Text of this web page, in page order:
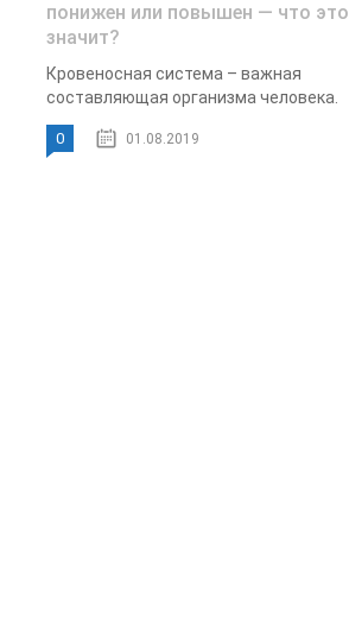
понижен или повышен — что это
значит?
Кровеносная система – важная
составляющая организма человека.
0 01.08.2019